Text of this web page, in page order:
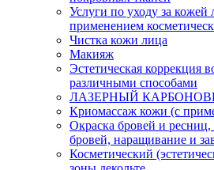
Услуги по уходу за
применением
Чистка кожи лица
Макияж
Эстетическая коррекция
различными способами
ЛАЗЕРНЫЙ
Криомассаж кожи (с
Окраска бровей и
бровей, наращивание и
Косметический